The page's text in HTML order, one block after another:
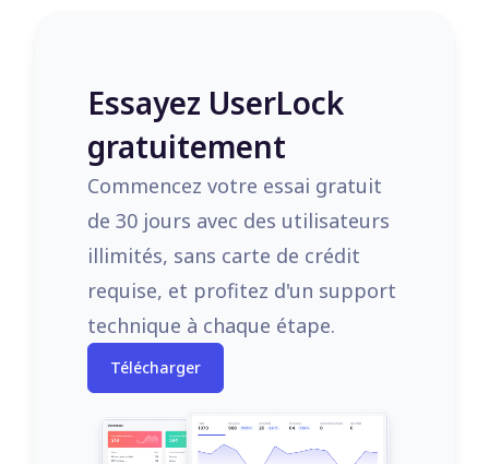
Essayez UserLock
gratuitement
Commencez votre essai gratuit
de 30 jours avec des utilisateurs
illimités, sans carte de crédit
requise, et profitez d'un support
technique à chaque étape.
Télécharger